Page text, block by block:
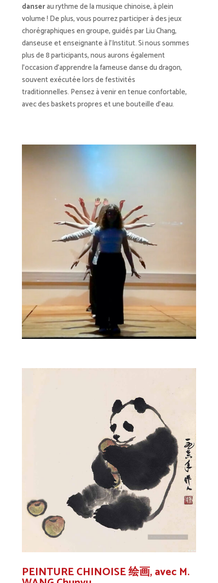
danserau rythme de la musique chinoise, à plein
volume ! De plus, vous pourrez participer à des jeux
chorégraphiques en groupe, guidés par Liu Chang,
danseuse et enseignante à l’Institut. Si nous sommes
plus de 8 participants, nous aurons également
l’occasion d’apprendre la fameuse danse du dragon,
souvent exécutée lors de festivités
traditionnelles. Pensez à venir en tenue confortable,
avec des baskets propres et une bouteille d’eau.
PEINTURE CHINOISE 绘画,avec M.